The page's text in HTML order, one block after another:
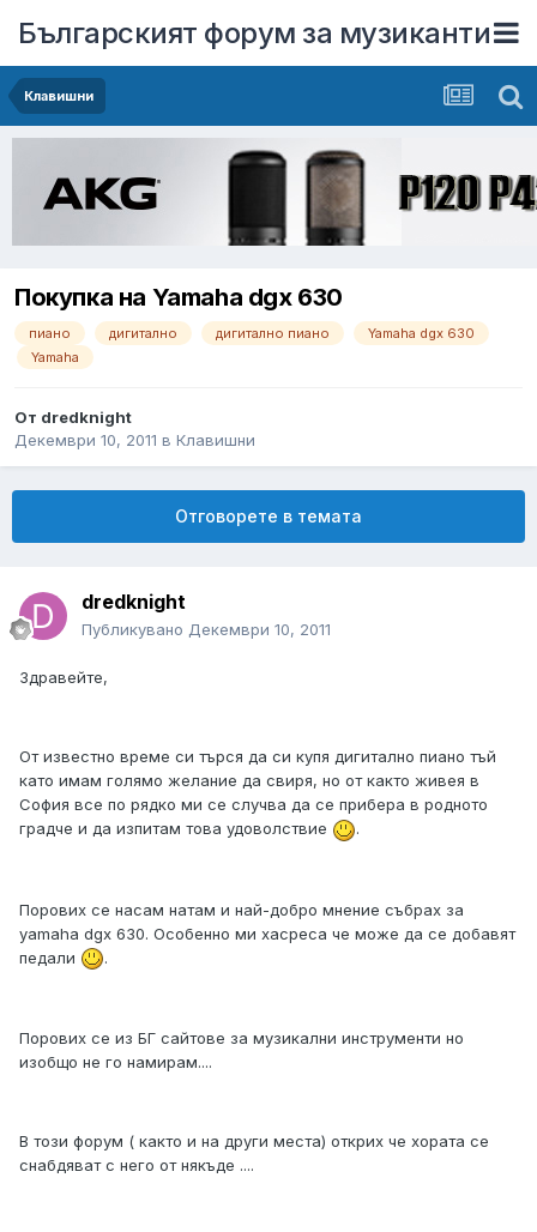
Българският форум за музиканти
Клавишни
Покупка на Yamaha dgx 630
пиано дигитално дигитално пиано
Yamaha dgx 630
Yamaha
От dredknight
Декември 10, 2011 в Клавишни
Отговорете в темата
dredknight
Публикувано Декември 10, 2011
Здравейте,
От известно време си търся да си купя дигитално пиано тъй
като имам голямо желание да свиря, но от както живея в
София все по рядко ми се случва да се прибера в родното
градче и да изпитам това удоволствие
.
Порових се насам натам и най-добро мнение събрах за
yamaha dgx 630. Особенно ми хасреса че може да се добавят
педали
.
Порових се из БГ сайтове за музикални инструменти но
изобщо не го намирам....
В този форум ( както и на други места) открих че хората се
снабдяват с него от някъде ....